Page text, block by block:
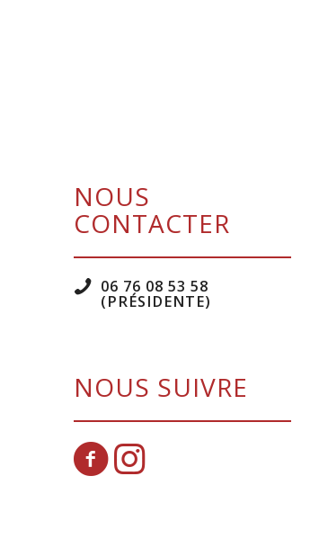
NOUS
CONTACTER
06 76 08 53 58
(PRÉSIDENTE)
NOUS SUIVRE